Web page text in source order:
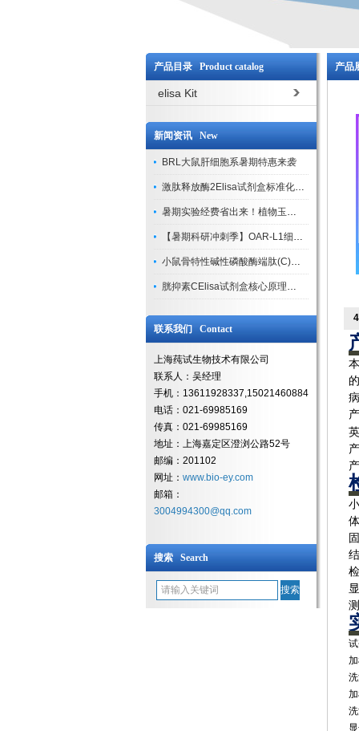
产品目录 Product catalog
elisa Kit
新闻资讯 New
BRL大鼠肝细胞系暑期特惠来袭
激肽释放酶2Elisa试剂盒标准化实验操作与质控体系解析
暑期实验经费省出来！植物玉米索核苷（ZR ）elisa酶联免疫试剂盒
【暑期科研冲刺季】OAR-L1细胞专用培养基特惠，助力实验高效突破
小鼠骨特性碱性磷酸酶端肽(C)elisa试剂盒大促，骨科研人速囤
胱抑素CElisa试剂盒核心原理、产品特性与全流程操作规范详解
联系我们 Contact
上海莼试生物技术有限公司
联系人：吴经理
手机：13611928337,15021460884
电话：021-69985169
传真：021-69985169
地址：上海嘉定区澄浏公路52号
邮编：201102
网址： www.bio-ey.com
邮箱：
3004994300@qq.com
搜索 Search
产品